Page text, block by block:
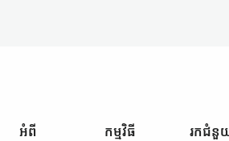
អំពី
កម្មវិធី​
រក​ជំនួ